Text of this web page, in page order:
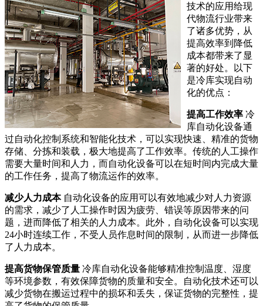
技术的应用给现
代物流行业带来
了诸多优势，从
提高效率到降低
成本都带来了显
著的好处。以下
是冷库实现自动
化的优点：
提高工作效率 冷
库自动化设备通
过自动化控制系统和智能化技术，可以实现快速、精准的货物
存储、分拣和装载，极大地提高了工作效率。传统的人工操作
需要大量时间和人力，而自动化设备可以在短时间内完成大量
的工作任务，提高了物流运作的效率。
减少人力成本自动化设备的应用可以有效地减少对人力资源
的需求，减少了人工操作时因为疲劳、错误等原因带来的问
题，进而降低了相关的人力成本。此外，自动化设备可以实现
24小时连续工作，不受人员作息时间的限制，从而进一步降低
了人力成本。
提高货物保管质量 冷库自动化设备能够精准控制温度、湿度
等环境参数，有效保障货物的质量和安全。自动化技术还可以
减少货物在搬运过程中的损坏和丢失，保证货物的完整性，提